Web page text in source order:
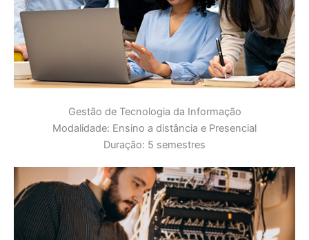
Gestão de Tecnologia da Informação
Modalidade: Ensino a distância e Presencial
Duração: 5 semestres